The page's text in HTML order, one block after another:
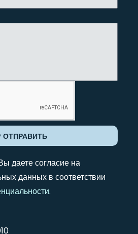
ОТПРАВИТЬ
даете согласие на
данных в соответствии
.